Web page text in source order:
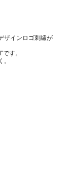
ザインロゴ刺繍が
す。